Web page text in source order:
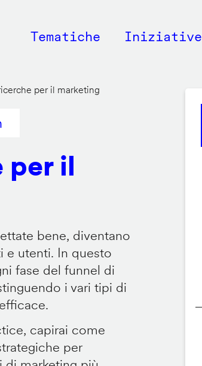
Main
Tematiche Iniziative
per il marketing
per il
bene, diventano
e utenti. In questo
fase del funnel di
i vari tipi di
capirai come
per